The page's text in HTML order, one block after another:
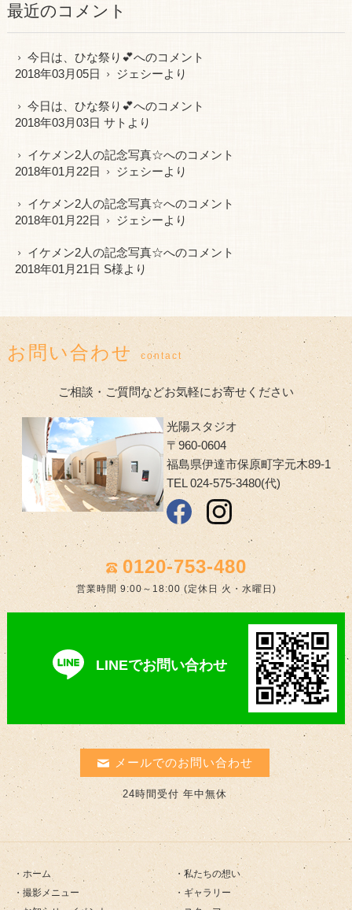
最近のコメント
今日は、ひな祭り💕へのコメント
2018年03月05日
ジェシーより
今日は、ひな祭り💕へのコメント
2018年03月03日 サトより
イケメン2人の記念写真☆へのコメント
2018年01月22日
ジェシーより
イケメン2人の記念写真☆へのコメント
2018年01月22日
ジェシーより
イケメン2人の記念写真☆へのコメント
2018年01月21日 S様より
お問い合わせ contact
ご相談・ご質問などお気軽にお寄せください
光陽スタジオ
〒960-0604
福島県伊達市保原町字元木89-1
TEL 024-575-3480(代)
0120-753-480
営業時間 9:00～18:00 (定休日 火・水曜日)
LINEでお問い合わせ
メールでのお問い合わせ
24時間受付 年中無休
ホーム
私たちの想い
撮影メニュー
ギャラリー